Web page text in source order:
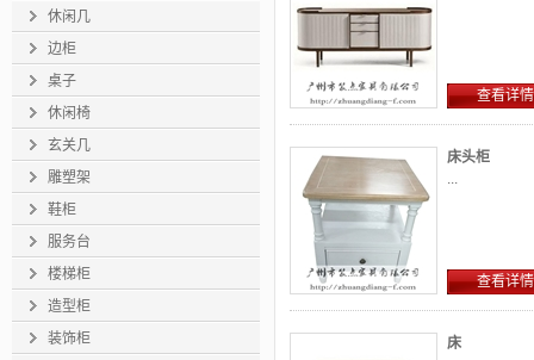
休闲几
边柜
桌子
休闲椅
玄关几
雕塑架
鞋柜
服务台
楼梯柜
造型柜
装饰柜
查看详情
床头柜
...
查看详情
床